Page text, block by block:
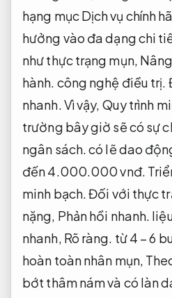
Thông có lẽ,Nâng cao
hạng mục Dịch vụ chính
hưởng vào đa dạng chi
như thực trạng mụn,
hành. công nghệ điều trị.
nhanh. Vì vậy,Quy trình
trường bây giờ sẽ có sự
ngân sách.có lẽ dao